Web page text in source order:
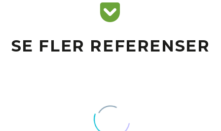


SE FLER REFERENSER